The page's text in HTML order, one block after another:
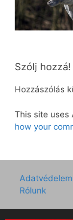
Szólj hozzá!
Hozzászólás
This site uses
how your
Adatvédelem
Rólunk